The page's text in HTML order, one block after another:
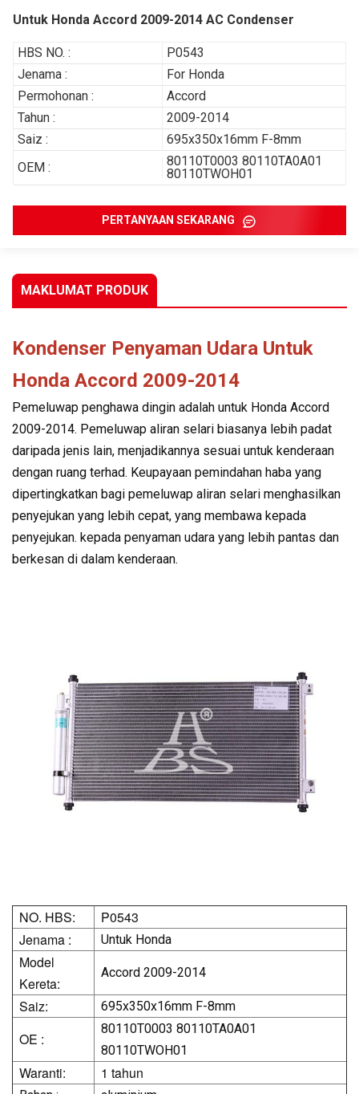
Untuk Honda Accord 2009-2014 AC Condenser
HBS NO. :
P0543
Jenama :
For Honda
Permohonan :
Accord
Tahun :
2009-2014
Saiz :
695x350x16mm F-8mm
OEM :
80110T0003 80110TA0A01
80110TWOH01
PERTANYAAN SEKARANG
MAKLUMAT PRODUK
Kondenser Penyaman Udara Untuk
Honda Accord 2009-2014
Pemeluwap penghawa dingin adalah untuk Honda Accord
2009-2014. Pemeluwap aliran selari biasanya lebih padat
daripada jenis lain, menjadikannya sesuai untuk kenderaan
dengan ruang terhad. Keupayaan pemindahan haba yang
dipertingkatkan bagi pemeluwap aliran selari menghasilkan
penyejukan yang lebih cepat, yang membawa kepada
penyejukan. kepada penyaman udara yang lebih pantas dan
berkesan di dalam kenderaan.
NO. HBS:
P0543
Jenama :
Untuk Honda
Model
Kereta:
Accord 2009-2014
Saiz: 695x350x16mm F-8mm
OE :
80110T0003 80110TA0A01
80110TWOH01
Waranti: 1 tahun